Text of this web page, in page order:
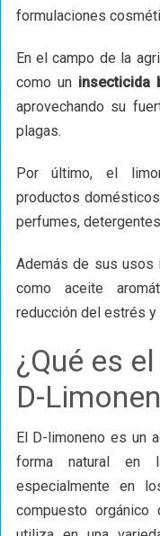
formulaciones
En el campo de la
como un insecticida
aprovechando su
plagas.
Por último, el
productos
perfumes,
Además de sus usos
como aceite
reducción del estrés
¿Qué es
D-
El D-limoneno es un
forma natural en
especialmente en
compuesto